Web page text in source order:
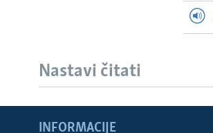
Nastavi čitati
INFORMACIJE